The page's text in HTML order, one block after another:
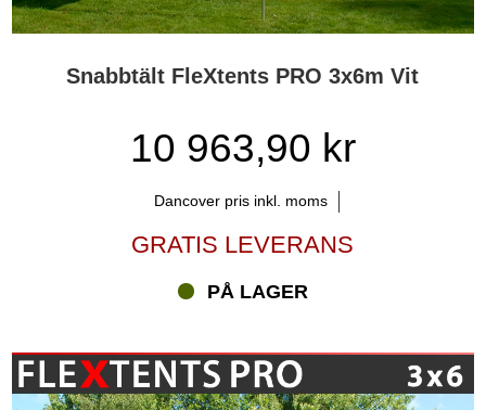
Snabbtält FleXtents PRO 3x6m Vit
10 963,90 kr
Dancover pris inkl. moms
GRATIS LEVERANS
PÅ LAGER